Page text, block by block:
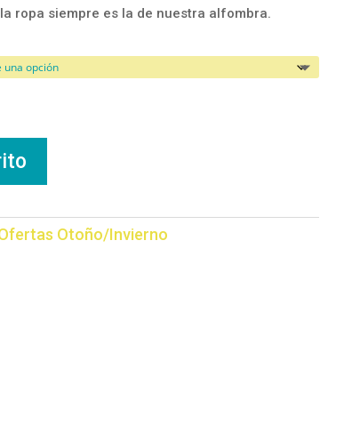
ropa siempre es la de nuestra alfombra.
Otoño/Invierno